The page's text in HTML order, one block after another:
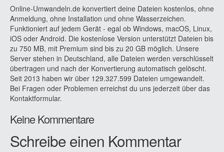
Online-Umwandeln.de konvertiert deine Dateien kostenlos, ohne
Anmeldung, ohne Installation und ohne Wasserzeichen.
Funktioniert auf jedem Gerät - egal ob Windows, macOS, Linux,
iOS oder Android. Die kostenlose Version unterstützt Dateien bis
zu 750 MB, mit Premium sind bis zu 20 GB möglich. Unsere
Server stehen in Deutschland, alle Dateien werden verschlüsselt
übertragen und nach der Konvertierung automatisch gelöscht.
Seit 2013 haben wir über 129.327.599 Dateien umgewandelt.
Bei Fragen oder Problemen erreichst du uns jederzeit über das
Kontaktformular.
Keine Kommentare
Schreibe einen Kommentar